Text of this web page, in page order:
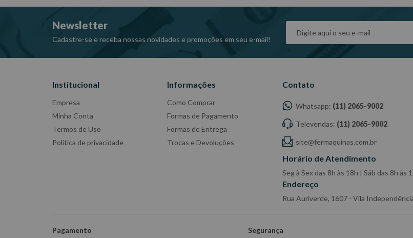
-Imagens meramente ilustrativas
-Todas as informações divulgadas são de responsabilidade do Fabricante/ Fornecedor.
Newsletter
Cadastre-se e receba nossas novidades e promoções em seu e-mail!
Institucional
Empresa
Minha Conta
Termos de Uso
Política de privacidade
Informações
Como Comprar
Formas de Pagamento
Formas de Entrega
Trocas e Devoluções
Contato
Whatsapp: (11) 2065-9002
Televendas: (11) 2065-9002
site@fermaquinas.com.br
Horário de Atendimento
Seg à Sex das 8h às 18h | Sáb das 8h às
Endereço
Rua Auriverde, 1607 - Vila
Pagamento Segurança